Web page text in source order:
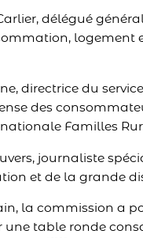
délégué
logement
directrice du
des
Familles
journaliste
et de la grande
la commission a
une table ronde